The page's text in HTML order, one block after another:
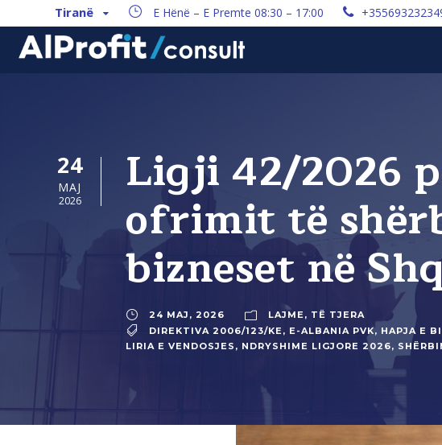
Tiranë E Hënë – E Premte 08:30 – 17:00
24
MAJ
2026 Ligji 42/2026
ofrimit të
bizneset në
24 MAJ, 2026 LAJME, TË TJERA
DIREKTIVA 2006/123/KE, E-ALBANIA PVK, HAPJA E
LIRIA E VENDOSJES , NDRYSHIME LIGJORE 2026,